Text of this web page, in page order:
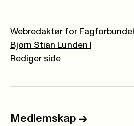
Webredaktør for
Bjørn Stian Lunden
Rediger side
Medlemskap ->